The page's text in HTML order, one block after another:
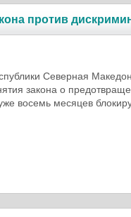
против
Северная
закона о
восемь месяцев